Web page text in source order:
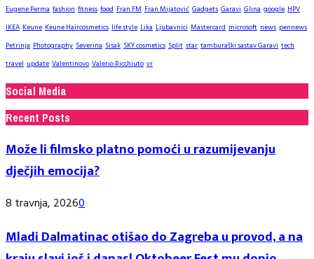
Eugene Perma fashion fitness food Fran FM Fran Mijatović Gadgets Garavi Glina google HPV
IKEA Keune Keune Haircosmetics life style Lika Ljubavnici Mastercard microsoft news pennews
Petrinja Photography Severina Sisak SKY cosmetics Split star tamburaški sastav Garavi tech
travel update Valentinovo Valerio Ricchiuto vr
Social Media
Recent Posts
Može li filmsko platno pomoći u razumijevanju
dječjih emocija?
8 travnja, 20260
Mladi Dalmatinac otišao do Zagreba u provod, a na